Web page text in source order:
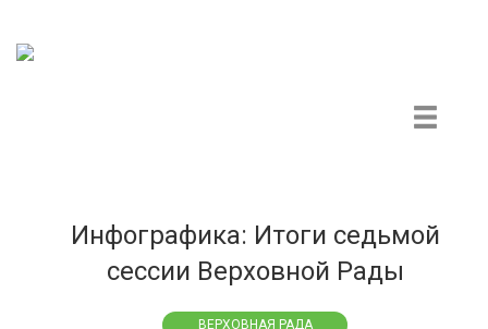
Инфографика: Итоги седьмой
сессии Верховной Рады
ВЕРХОВНАЯ РАДА